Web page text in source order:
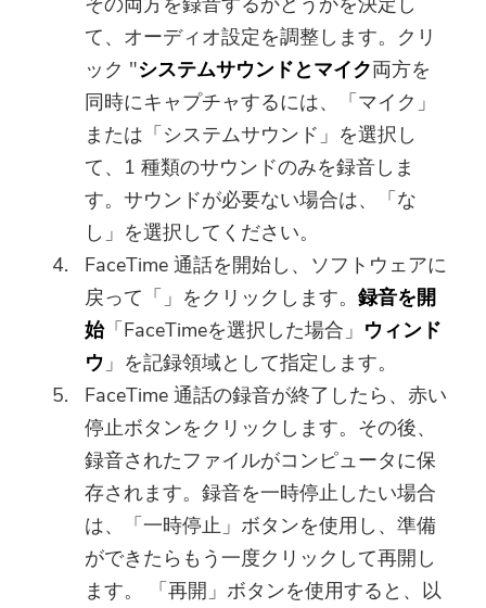
て、オーディオ設定を調整します。クリ
ック "システムサウンドとマイク両方を
同時にキャプチャするには、「マイク」
または「システムサウンド」を選択し
て、1 種類のサウンドのみを録音しま
す。サウンドが必要ない場合は、「な
し」を選択してください。
FaceTime 通話を開始し、ソフトウェアに
戻って「」をクリックします。録音を開
始「FaceTimeを選択した場合」 ウィンド
ウ 」を記録領域として指定します。
FaceTime 通話の録音が終了したら、赤い
停止ボタンをクリックします。その後、
録音されたファイルがコンピュータに保
存されます。録音を一時停止したい場合
は、「一時停止」ボタンを使用し、準備
ができたらもう一度クリックして再開し
ます。 「再開」ボタンを使用すると、以
ご購読ありがとうございます。
ご購読ありがとうございます！
ダウンロードリンクとクーポンコー
ドがお客様のメールに送信されまし
た。購入ボタンをクリックして、ソ
フトウェアを直接購入することもで
きます。
今すぐ購入